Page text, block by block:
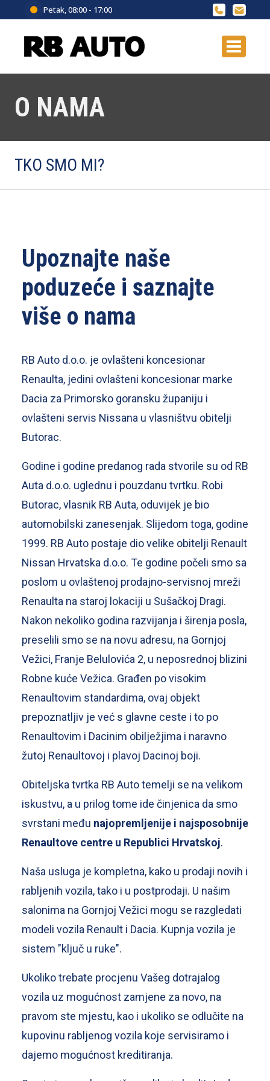
Petak, 08:00 - 17:00
O NAMA
TKO SMO MI?
Upoznajte naše
poduzeće i saznajte
više o nama
RB Auto d.o.o. je ovlašteni koncesionar
Renaulta, jedini ovlašteni koncesionar marke
Dacia za Primorsko goransku županiju i
ovlašteni servis Nissana u vlasništvu obitelji
Butorac.
Godine i godine predanog rada stvorile su od RB
Auta d.o.o. uglednu i pouzdanu tvrtku. Robi
Butorac, vlasnik RB Auta, oduvijek je bio
automobilski zanesenjak. Slijedom toga, godine
1999. RB Auto postaje dio velike obitelji Renault
Nissan Hrvatska d.o.o. Te godine počeli smo sa
poslom u ovlaštenoj prodajno-servisnoj mreži
Renaulta na staroj lokaciji u Sušačkoj Dragi.
Nakon nekoliko godina razvijanja i širenja posla,
preselili smo se na novu adresu, na Gornjoj
Vežici, Franje Belulovića 2, u neposrednoj blizini
Robne kuće Vežica. Građen po visokim
Renaultovim standardima, ovaj objekt
prepoznatljiv je već s glavne ceste i to po
Renaultovim i Dacinim obilježjima i naravno
žutoj Renaultovoj i plavoj Dacinoj boji.
Obiteljska tvrtka RB Auto temelji se na velikom
iskustvu, a u prilog tome ide činjenica da smo
svrstani među najopremljenije i najsposobnije
Renaultove centre u Republici Hrvatskoj.
Naša usluga je kompletna, kako u prodaji novih i
rabljenih vozila, tako i u postprodaji. U našim
salonima na Gornjoj Vežici mogu se razgledati
modeli vozila Renault i Dacia. Kupnja vozila je
sistem "ključ u ruke".
Ukoliko trebate procjenu Vašeg dotrajalog
vozila uz mogućnost zamjene za novo, na
pravom ste mjestu, kao i ukoliko se odlučite na
kupovinu rabljenog vozila koje servisiramo i
dajemo mogućnost kreditiranja.